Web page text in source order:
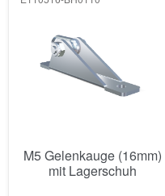
M5 Gelenkauge (16mm)
mit Lagerschuh